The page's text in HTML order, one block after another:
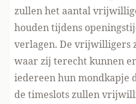
zullen het aantal
houden tijdens
verlagen. De vrijwilligers
waar zij terecht kunnen
iedereen hun mondkapje
de timeslots zullen